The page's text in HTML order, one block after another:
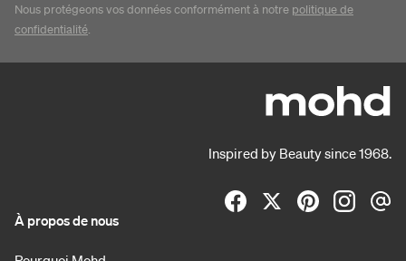
Nous protégeons vos données conformément à notre politique de
confidentialité.
Inspired by Beauty since 1968.
À propos de nous